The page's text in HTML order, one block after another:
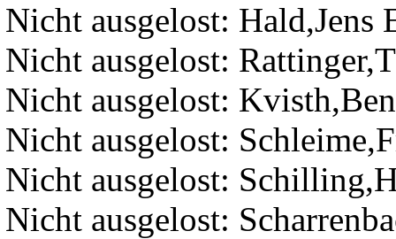
Nicht ausgelost: Hald,Jens
Nicht ausgelost:
Nicht ausgelost:
Nicht ausgelost:
Nicht ausgelost:
Nicht ausgelost: